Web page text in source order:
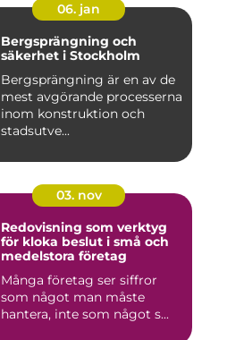
06. jan
Bergsprängning och
säkerhet i Stockholm
Bergsprängning är en av de
mest avgörande processerna
inom konstruktion och
stadsutve...
03. nov
Redovisning som verktyg
för kloka beslut i små och
medelstora företag
Många företag ser siffror
som något man måste
hantera, inte som något s...